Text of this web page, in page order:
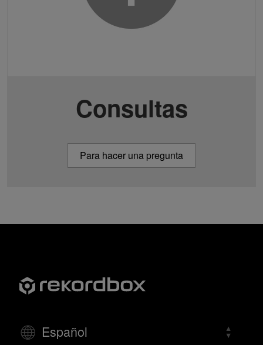
Consultas
Para hacer una pregunta
Español